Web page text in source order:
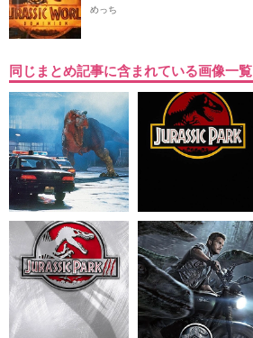
めっち
同じまとめ記事に含まれている画像一覧